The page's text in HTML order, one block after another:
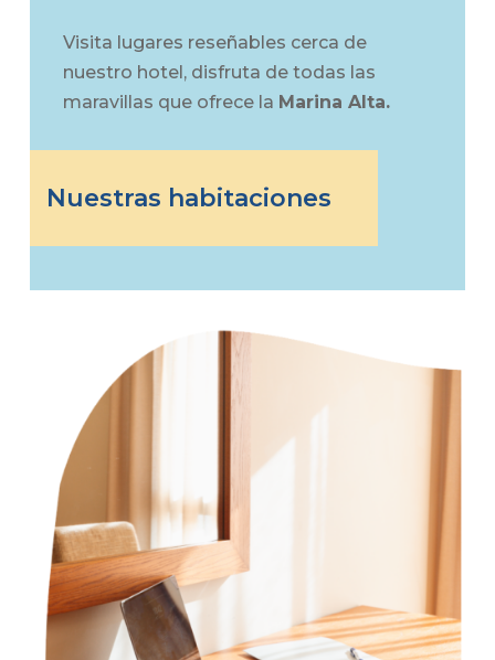
Visita lugares reseñables cerca de
nuestro hotel, disfruta de todas las
maravillas que ofrece la Marina Alta.
Nuestras habitaciones